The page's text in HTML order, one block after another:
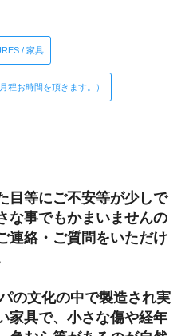
/ 家具
程お時間を頂きます。）
目等にご不安等が少しで
な事でもかまいませんの
連絡・ご質問をいただけ
の文化の中で製造され実
家具で、小さな傷や経年